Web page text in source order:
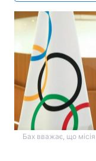
Бах вважає, що